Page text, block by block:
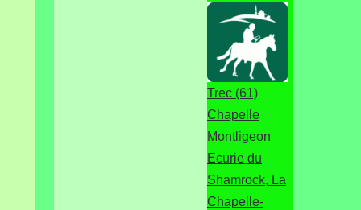
Trec (61)
Chapelle
Montligeon
Ecurie du
Shamrock, La
Chapelle-